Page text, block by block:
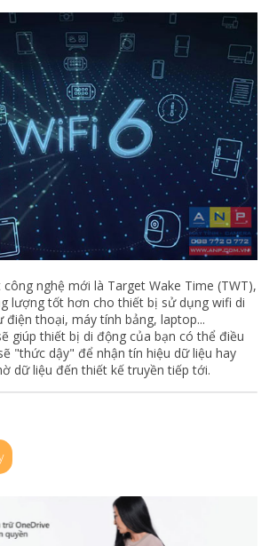
nghệ mới là Target Wake Time (TWT),
lượng tốt hơn cho thiết bị sử dụng wifi di
điện thoại, máy tính bảng, laptop...
giúp thiết bị di động của bạn có thể điều
"thức dậy" để nhận tín hiệu dữ liệu hay
dữ liệu đến thiết kế truyền tiếp tới.